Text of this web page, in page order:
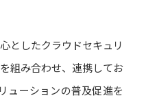
したクラウドセキュリ
組み合わせ、連携してお
ューションの普及促進を